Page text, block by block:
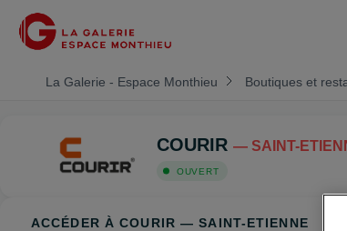
La Galerie - Espace Monthieu Boutiques et
COURIR — SAINT-
OUVERT
ACCÉDER À COURIR — SAINT-ETIENNE